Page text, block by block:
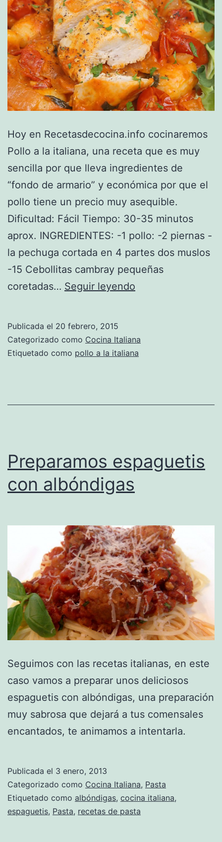
Hoy en Recetasdecocina.info cocinaremos
Pollo a la italiana, una receta que es muy
sencilla por que lleva ingredientes de
“fondo de armario” y económica por que el
pollo tiene un precio muy asequible.
Dificultad: Fácil Tiempo: 30-35 minutos
aprox. INGREDIENTES: -1 pollo: -2 piernas -
la pechuga cortada en 4 partes dos muslos
-15 Cebollitas cambray pequeñas
coretadas… Seguir leyendo
italiana
Publicada el 20 febrero, 2015
Categorizado como Cocina Italiana
Etiquetado como pollo a la italiana
Preparamos espaguetis
con albóndigas
Seguimos con las recetas italianas, en este
caso vamos a preparar unos deliciosos
espaguetis con albóndigas, una preparación
muy sabrosa que dejará a tus comensales
encantados, te animamos a intentarla.
Publicada el 3 enero, 2013
Categorizado como Cocina Italiana, Pasta
Etiquetado como albóndigas, cocina italiana,
espaguetis, Pasta, recetas de pasta